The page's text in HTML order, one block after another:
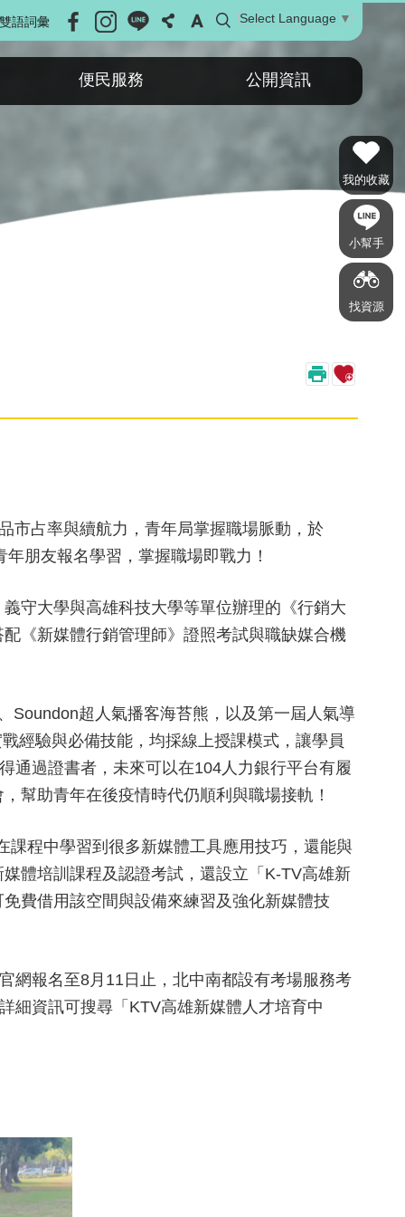
雙語詞彙 Select Language ▼
便民服務 公開資訊
我的收藏
小幫手
找資源
市占率與續航力，青年局掌握職場脈動，於
朋友報名學習，掌握職場即戰力！
守大學與高雄科技大學等單位辦理的《行銷大
《新媒體行銷管理師》證照考試與職缺媒合機
Soundon超人氣播客海苔熊，以及第一屆人氣導
經驗與必備技能，均採線上授課模式，讓學員
通過證書者，未來可以在104人力銀行平台有履
幫助青年在後疫情時代仍順利與職場接軌！
程中學習到很多新媒體工具應用技巧，還能與
體培訓課程及認證考試，還設立「K-TV高雄新
費借用該空間與設備來練習及強化新媒體技
網報名至8月11日止，北中南都設有考場服務考
細資訊可搜尋「KTV高雄新媒體人才培育中